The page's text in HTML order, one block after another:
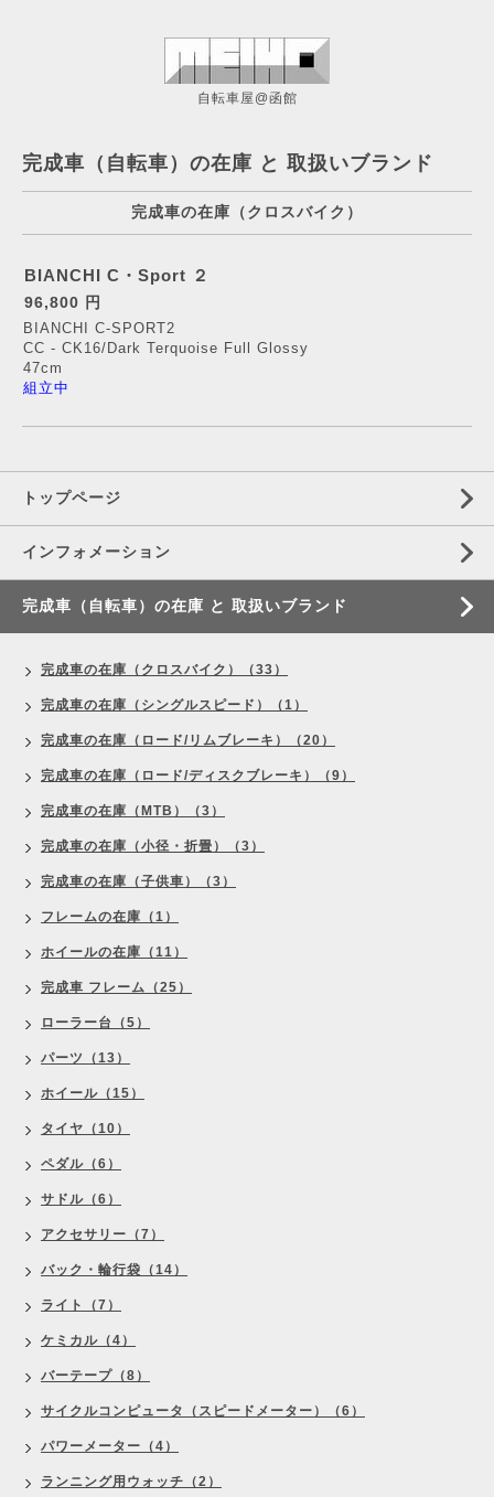
自転車屋@函館
完成車（自転車）の在庫 と 取扱いブランド
完成車の在庫（クロスバイク）
BIANCHI C・Sport ２
96,800 円
BIANCHI C-SPORT2
CC - CK16/Dark Terquoise Full Glossy
47cm
組立中
トップページ
インフォメーション
完成車（自転車）の在庫 と 取扱いブランド
完成車の在庫（クロスバイク）（33）
完成車の在庫（シングルスピード）（1）
完成車の在庫（ロード/リムブレーキ）（20）
完成車の在庫（ロード/ディスクブレーキ）（9）
完成車の在庫（MTB）（3）
完成車の在庫（小径・折畳）（3）
完成車の在庫（子供車）（3）
フレームの在庫（1）
ホイールの在庫（11）
完成車 フレーム（25）
ローラー台（5）
パーツ（13）
ホイール（15）
タイヤ（10）
ペダル（6）
サドル（6）
アクセサリー（7）
バック・輪行袋（14）
ライト（7）
ケミカル（4）
バーテープ（8）
サイクルコンピュータ（スピードメーター）（6）
パワーメーター（4）
ランニング用ウォッチ（2）